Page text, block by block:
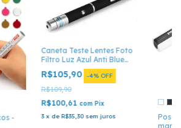
-
Caneta Teste Lentes Foto
Filtro Luz Azul Anti Blue
R$105,90 -4% OFF
R$109,90
R$100,61 com Pix
3 x de R$35,30 sem juros